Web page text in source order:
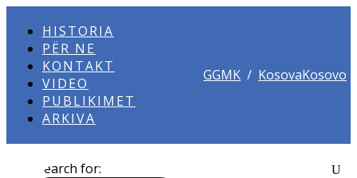
HISTORIA
PËR NE
KONTAKT
VIDEO
PUBLIKIMET
ARKIVA
GGMK / KosovaKosovo
Search for: